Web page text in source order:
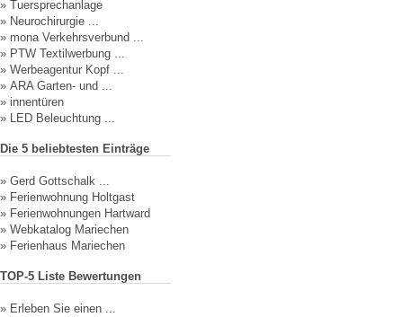
» Tuersprechanlage
» Neurochirurgie ...
» mona Verkehrsverbund ...
» PTW Textilwerbung ...
» Werbeagentur Kopf ...
» ARA Garten- und ...
» innentüren
» LED Beleuchtung ...
Die 5 beliebtesten Einträge
» Gerd Gottschalk ...
» Ferienwohnung Holtgast
» Ferienwohnungen Hartward
» Webkatalog Mariechen
» Ferienhaus Mariechen
TOP-5 Liste Bewertungen
» Erleben Sie einen ...